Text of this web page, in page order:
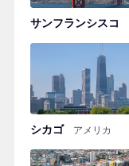
サンフランシスコ
シカゴ アメリカ